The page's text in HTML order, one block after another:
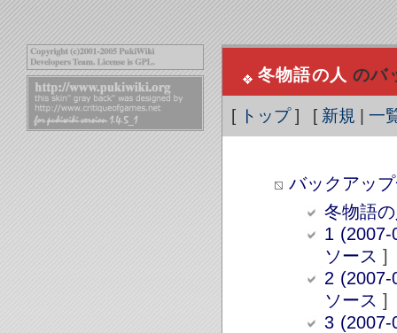
冬物語の人 のバ
[ トップ] [ 新規 一
バックアッ
冬物語
1
ソース ]
2
ソース ]
3